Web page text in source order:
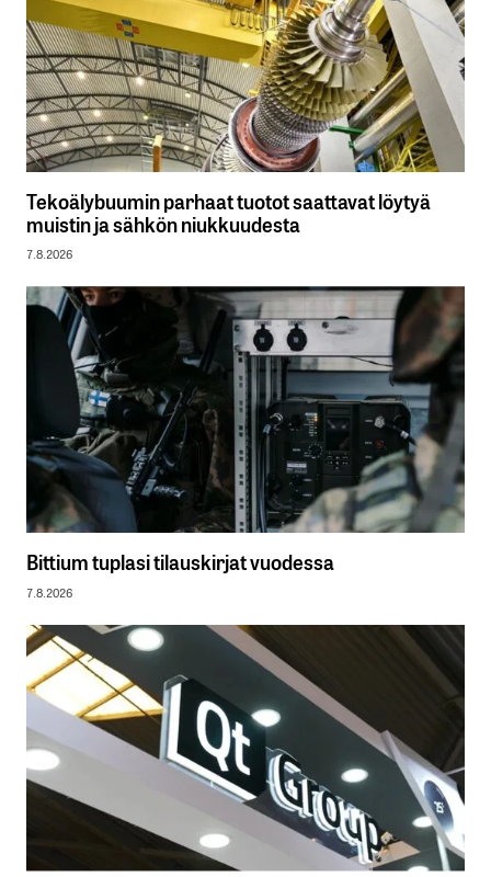
Tekoälybuumin parhaat tuotot saattavat löytyä
muistin ja sähkön niukkuudesta
7.8.2026
Bittium tuplasi tilauskirjat vuodessa
7.8.2026